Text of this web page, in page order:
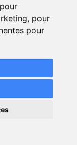
, pour
pour
vis-